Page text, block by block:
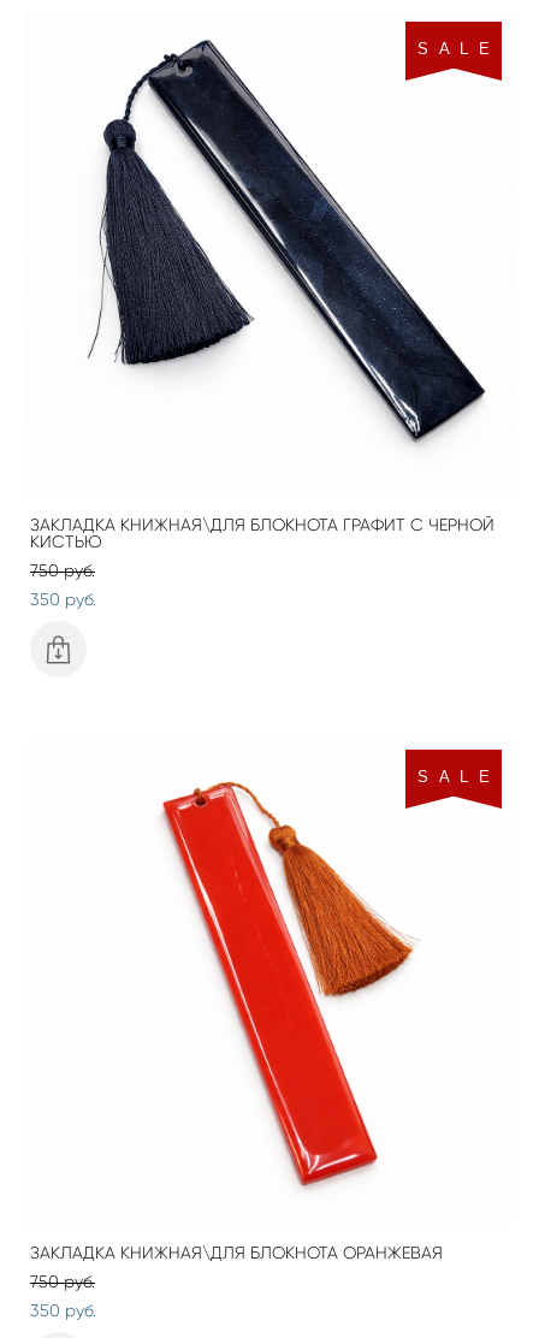
S A L E
ЗАКЛАДКА КНИЖНАЯ\ДЛЯ БЛОКНОТА ГРАФИТ С ЧЕРНОЙ
КИСТЬЮ
750 pуб.
350 pуб.
S A L E
ЗАКЛАДКА КНИЖНАЯ\ДЛЯ БЛОКНОТА ОРАНЖЕВАЯ
750 pуб.
350 pуб.